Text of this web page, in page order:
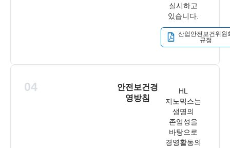
실시하고
있습니다.
산업안전보건위원
규정
04
안전보건경
영방침
HL
지노믹스는
생명의
존엄성을
바탕으로
경영활동의